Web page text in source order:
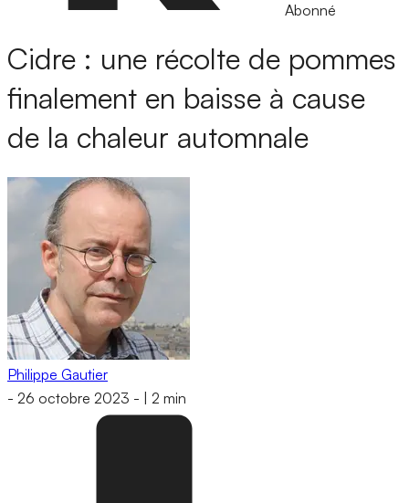
Abonné
Cidre : une récolte de pommes
finalement en baisse à cause
de la chaleur automnale
Philippe Gautier
- 26 octobre 2023 - 2 min